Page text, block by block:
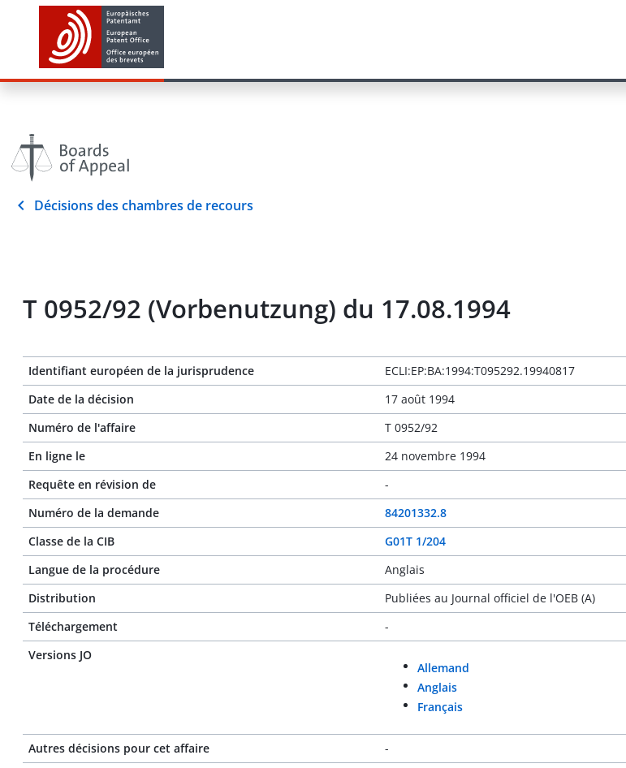
Décisions des chambres de recours
T 0952/92 (Vorbenutzung) du 17.08.1994
Identifiant européen de la jurisprudence
ECLI:EP:BA:1994:T095292.19940817
Date de la décision
17 août 1994
Numéro de l'affaire
T 0952/92
En ligne le
24 novembre 1994
Requête en révision de
-
Numéro de la demande
84201332.8
Classe de la CIB
G01T 1/204
Langue de la procédure
Anglais
Distribution
Publiées au Journal officiel de l'OEB (A)
Téléchargement
-
Versions JO
Allemand
Anglais
Français
Autres décisions pour cet affaire
-